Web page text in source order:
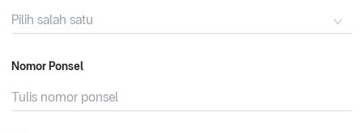
Pilih salah satu
Nomor Ponsel